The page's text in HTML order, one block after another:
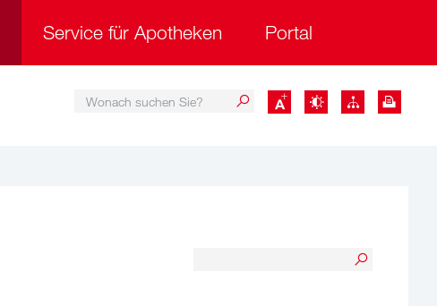
Service für Apotheken Portal
Wonach suchen Sie?